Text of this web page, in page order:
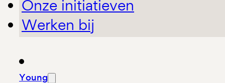
Onze initiatieven
Werken bij
Young